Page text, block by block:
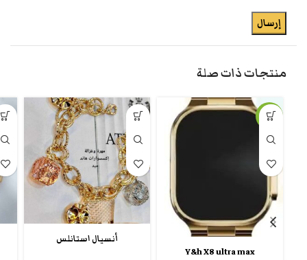
منتجات ذات صلة
-46%
Y&h X8 ultra max
أنسيال استانلس